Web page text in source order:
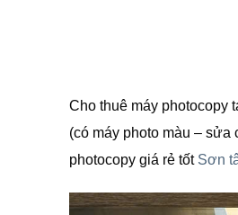
Cho thuê máy photocopy
(có máy photo màu –
photocopy giá rẻ tốtSơn